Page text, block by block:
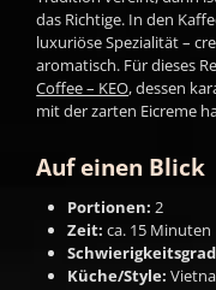
das Richtige. In den
luxuriöse Spezialität –
aromatisch. Für dieses
Coffee – KEO, dessen
mit der zarten Eicreme
Auf einen Blick
Portionen: 2
Zeit: ca. 15 Minuten
Küche/Style: